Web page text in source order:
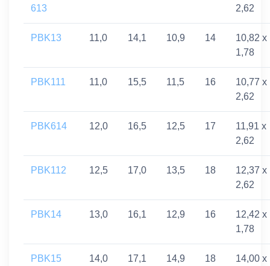
613
2,62
PBK13 11,0 14,1 10,9 14
10,82 x
1,78
PBK111 11,0 15,5 11,5 16
10,77 x
2,62
PBK614 12,0 16,5 12,5 17
11,91 x
2,62
PBK112 12,5 17,0 13,5 18
12,37 x
2,62
PBK14 13,0 16,1 12,9 16
12,42 x
1,78
PBK15 14,0 17,1 14,9 18
14,00 x